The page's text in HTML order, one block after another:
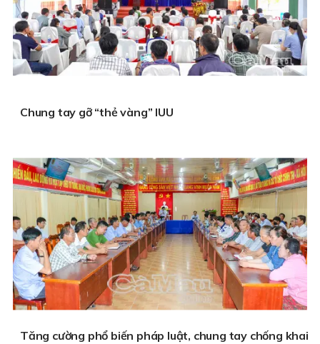
Chung tay gỡ “thẻ vàng” IUU
Tăng cường phổ biến pháp luật, chung tay chống khai